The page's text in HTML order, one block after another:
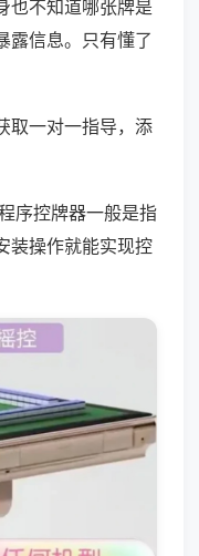
也不知道哪张牌是
露信息。只有懂了
取一对一指导，添
序控牌器一般是指
装操作就能实现控